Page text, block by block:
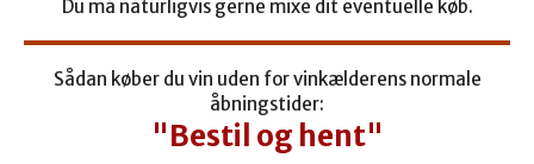
Du må naturligvis gerne mixe dit eventuelle køb.
Sådan køber du vin uden for vinkælderens normale
åbningstider:
"Bestil og hent"